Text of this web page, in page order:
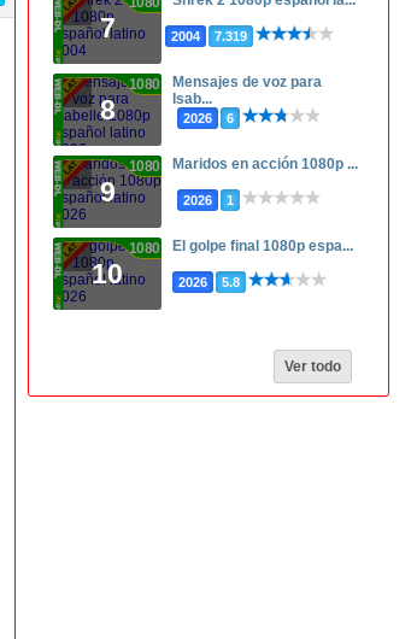
7 2004 7.319
8
1080p
Mensajes de voz para
Isab...
2026 6
9
1080p Maridos en acción 1080p ...
2026 1
10
1080p El golpe final 1080p espa...
2026 5.8
Ver todo